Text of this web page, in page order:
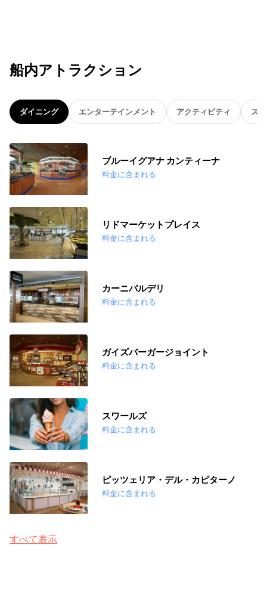
船内アトラクション
ダイニング エンターテインメント アクティビティ ス
ブルーイグアナ カンティーナ
料金に含まれる
リドマーケットプレイス
料金に含まれる
カーニバルデリ
料金に含まれる
ガイズバーガージョイント
料金に含まれる
スワールズ
料金に含まれる
ピッツェリア・デル・カピターノ
料金に含まれる
すべて表示